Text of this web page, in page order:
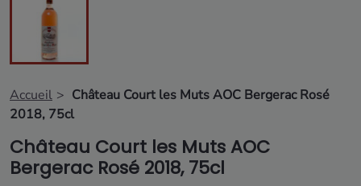
Accueil
Château Court les Muts AOC Bergerac Rosé
2018, 75cl
Château Court les Muts AOC
Bergerac Rosé 2018, 75cl